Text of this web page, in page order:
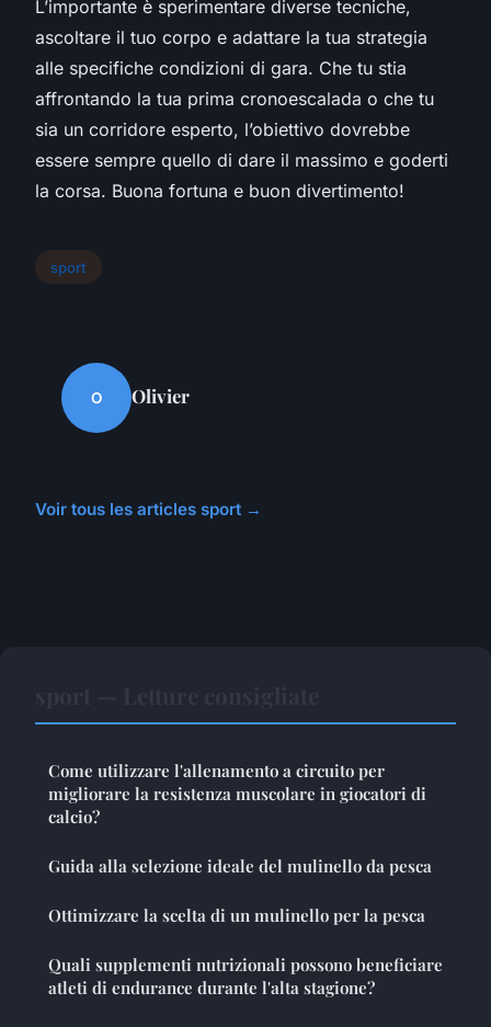
L’importante è sperimentare diverse tecniche,
ascoltare il tuo corpo e adattare la tua strategia
alle specifiche condizioni di gara. Che tu stia
affrontando la tua prima cronoescalada o che tu
sia un corridore esperto, l’obiettivo dovrebbe
essere sempre quello di dare il massimo e goderti
la corsa. Buona fortuna e buon divertimento!
sport
O Olivier
Voir tous les articles sport →
Come utilizzare l'allenamento a circuito per
migliorare la resistenza muscolare in giocatori di
calcio?
Guida alla selezione ideale del mulinello da pesca
Ottimizzare la scelta di un mulinello per la pesca
Quali supplementi nutrizionali possono beneficiare
atleti di endurance durante l'alta stagione?